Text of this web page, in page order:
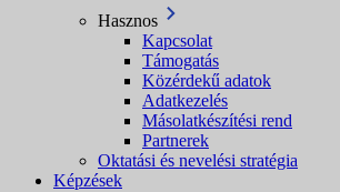
Hasznos
Kapcsolat
Támogatás
Közérdekű adatok
Adatkezelés
Másolatkészítési rend
Partnerek
Oktatási és nevelési stratégia
Képzések